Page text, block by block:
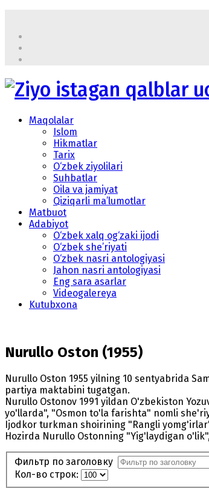
Maqolalar
Islom
Hikmatlar
Tarix
O‘zbek ziyolilari
Suhbatlar
Oila va jamiyat
Qiziqarli ma’lumotlar
Matbuot
Adabiyot
O‘zbek xalq og‘zaki ijodi
O‘zbek she’riyati
O‘zbek nasri antologiyasi
Jahon nasri antologiyasi
Eng sara asarlar
Videogalereya
Kutubxona
Nurullo Oston (1955)
Nurullo Oston 1955 yilning 10 sentyabrida
partiya maktabini tugatgan.
Nurullo Ostonov 1991 yildan O'zbekiston
yo'llarda", "Osmon to'la farishta" nomli
Ijodkor turkman shoirining "Rangli
Hozirda Nurullo Ostonning "Yig'laydigan
Фильтр по заголовку
Кол-во строк: